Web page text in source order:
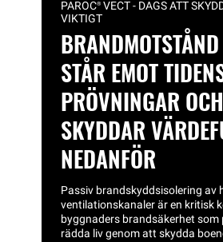
PAROC®VECT - DAGS ATT
VIKTIGT
STÅR EMOT
PRÖVNINGAR OCH
SKYDDAR
NEDANFÖR
Passiv brandskyddsisolering av
ventilationskanaler är en kritisk
byggnaders brandsäkerhet som
rädda liv genom att skydda